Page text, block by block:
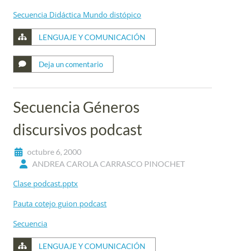
Secuencia Didáctica Mundo distópico
LENGUAJE Y COMUNICACIÓN
Deja un comentario
Secuencia Géneros
discursivos podcast
octubre 6, 2000
ANDREA CAROLA CARRASCO PINOCHET
Clase podcast.pptx
Pauta cotejo guion podcast
Secuencia
LENGUAJE Y COMUNICACIÓN